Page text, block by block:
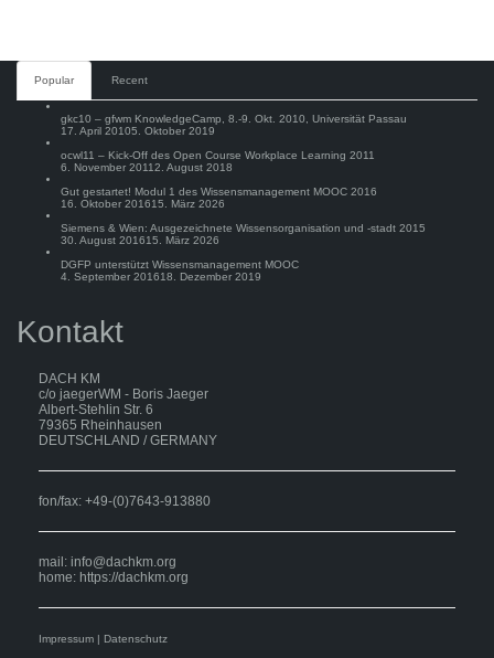
Popular Recent
gkc10 – gfwm KnowledgeCamp, 8.-9. Okt. 2010, Universität Passau
17. April 20105. Oktober 2019
ocwl11 – Kick-Off des Open Course Workplace Learning 2011
6. November 20112. August 2018
Gut gestartet! Modul 1 des Wissensmanagement MOOC 2016
16. Oktober 201615. März 2026
Siemens & Wien: Ausgezeichnete Wissensorganisation und -stadt 2015
30. August 201615. März 2026
DGFP unterstützt Wissensmanagement MOOC
4. September 201618. Dezember 2019
Kontakt
DACH KM
c/o jaegerWM - Boris Jaeger
Albert-Stehlin Str. 6
79365 Rheinhausen
DEUTSCHLAND / GERMANY
fon/fax: +49-(0)7643-913880
mail: info@dachkm.org
home: https://dachkm.org
Impressum | Datenschutz